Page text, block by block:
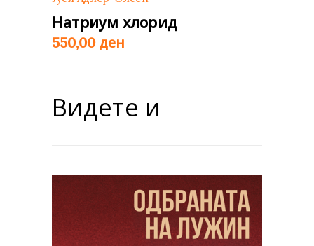
Натриум хлорид
550,00 ден
Видете и